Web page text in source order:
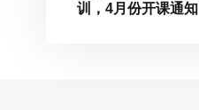
训，4月份开课通知